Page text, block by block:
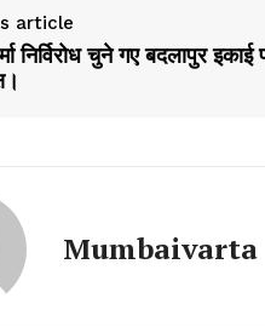
article
निर्विरोध चुने गए बदलापुर
Mumbaivarta